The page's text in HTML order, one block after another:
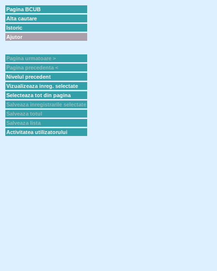
Pagina BCUB
Alta cautare
Istoric
Ajutor
Pagina urmatoare >
Pagina precedenta <
Nivelul precedent
Vizualizeaza inreg. selectate
Selecteaza tot din pagina
Salveaza inregistrarile selectate
Salveaza totul
Salveaza lista
Activitatea utilizatorului